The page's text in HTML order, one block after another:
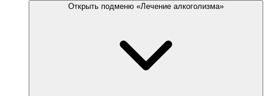
Открыть подменю «Лечение алкоголизма»